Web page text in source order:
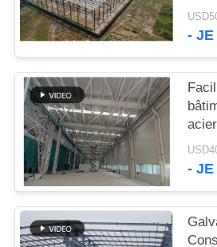
PLAN
DU
SITE
POLITIQUE
DE
CONFIDENTIALITÉ
- JE
- JE